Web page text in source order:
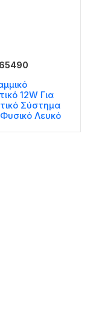
12W Για
Σύστημα
Λευκό